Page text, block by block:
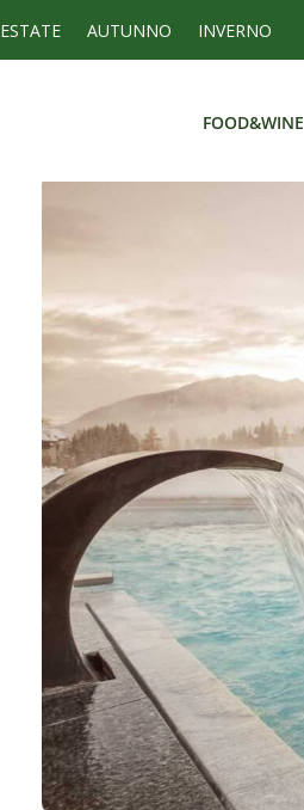
ESTATE AUTUNNO INVERNO
FOOD&WINE
FOOD&WINE